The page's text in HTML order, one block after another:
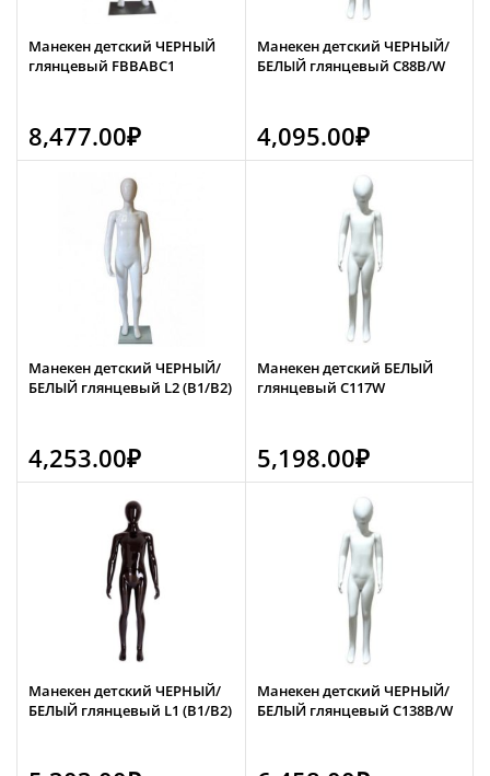
Манекен детский ЧЕРНЫЙ
глянцевый FBBABC1
8,477.00₽
Манекен детский ЧЕРНЫЙ/
БЕЛЫЙ глянцевый C88B/W
4,095.00₽
Манекен детский ЧЕРНЫЙ/
БЕЛЫЙ глянцевый L2 (B1/B2)
4,253.00₽
Манекен детский БЕЛЫЙ
глянцевый C117W
5,198.00₽
Манекен детский ЧЕРНЫЙ/
БЕЛЫЙ глянцевый L1 (B1/B2)
Манекен детский ЧЕРНЫЙ/
БЕЛЫЙ глянцевый C138B/W